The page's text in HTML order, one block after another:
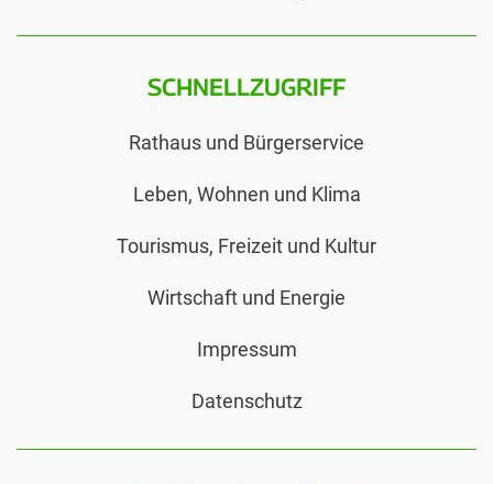
SCHNELLZUGRIFF
Rathaus und Bürgerservice
Leben, Wohnen und Klima
Tourismus, Freizeit und Kultur
Wirtschaft und Energie
Impressum
Datenschutz